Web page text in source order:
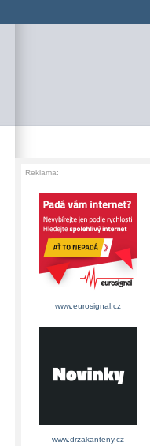
Reklama:
www.eurosignal.cz
www.drzakanteny.cz